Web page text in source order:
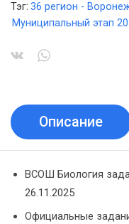
Тэг: 36 регион -
Муниципальный этап
Описание
ВСОШ Биология
26.11.2025
Официальные